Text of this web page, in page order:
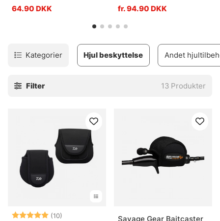
64.90 DKK
fr. 94.90 DKK
Kategorier Andet
Hjul beskyttelse
Filter 13 Produkter
Vurdering: (10)
5.0 ud af 5 stjernerSavage Gear Baitcaster